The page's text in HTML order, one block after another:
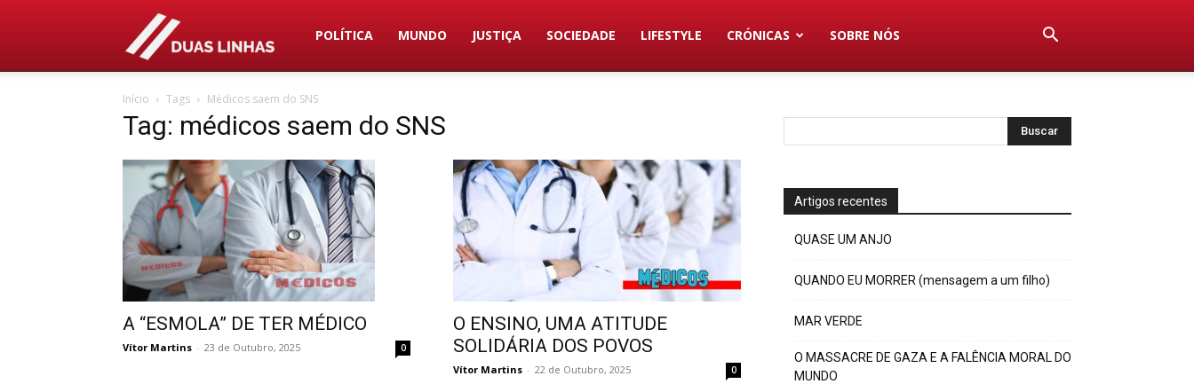
Duas
Linhas
POLÍTICA MUNDO JUSTIÇA SOCIEDADE LIFESTYLE CRÓNICAS SOBRE NÓS
Início Tags Médicos saem do SNS
Tag: médicos saem do SNS
A “ESMOLA” DE TER MÉDICO
Vítor Martins - 23 de Outubro, 2025 0
O ENSINO, UMA ATITUDE
SOLIDÁRIA DOS POVOS
Vítor Martins - 22 de Outubro, 2025 0
Artigos recentes
QUASE UM ANJO
QUANDO EU MORRER (mensagem a um filho)
MAR VERDE
O MASSACRE DE GAZA E A FALÊNCIA MORAL DO
MUNDO